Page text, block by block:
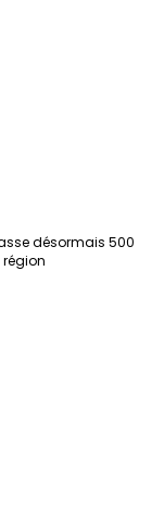
désormais 500
région